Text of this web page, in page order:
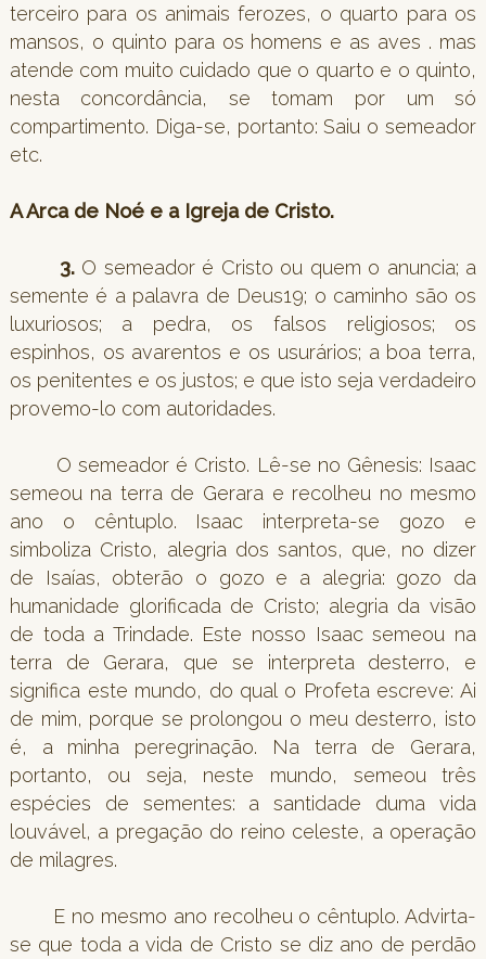
terceiro para os animais ferozes, o quarto para os
mansos, o quinto para os homens e as aves . mas
atende com muito cuidado que o quarto e o quinto,
nesta concordância, se tomam por um só
compartimento. Diga-se, portanto: Saiu o semeador
etc.
A Arca de Noé e a Igreja de Cristo.
3. O semeador é Cristo ou quem o anuncia; a
semente é a palavra de Deus19; o caminho são os
luxuriosos; a pedra, os falsos religiosos; os
espinhos, os avarentos e os usurários; a boa terra,
os penitentes e os justos; e que isto seja verdadeiro
provemo-lo com autoridades.
O semeador é Cristo. Lê-se no Gênesis: Isaac
semeou na terra de Gerara e recolheu no mesmo
ano o cêntuplo. Isaac interpreta-se gozo e
simboliza Cristo, alegria dos santos, que, no dizer
de Isaías, obterão o gozo e a alegria: gozo da
humanidade glorificada de Cristo; alegria da visão
de toda a Trindade. Este nosso Isaac semeou na
terra de Gerara, que se interpreta desterro, e
significa este mundo, do qual o Profeta escreve: Ai
de mim, porque se prolongou o meu desterro, isto
é, a minha peregrinação. Na terra de Gerara,
portanto, ou seja, neste mundo, semeou três
espécies de sementes: a santidade duma vida
louvável, a pregação do reino celeste, a operação
de milagres.
E no mesmo ano recolheu o cêntuplo. Advirta-
se que toda a vida de Cristo se diz ano de perdão